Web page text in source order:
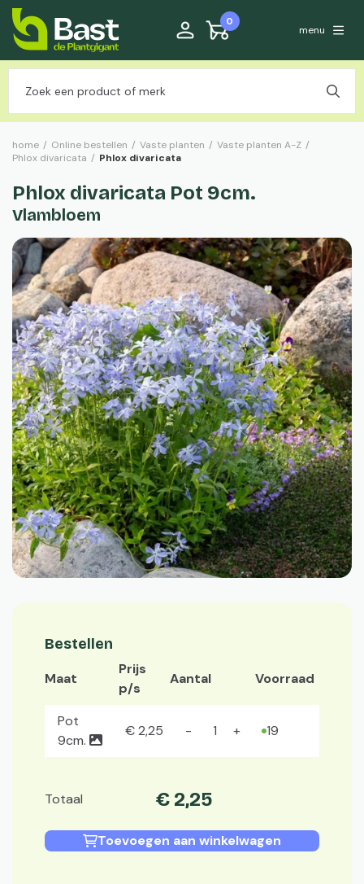
0
menu
home / Online bestellen / Vaste planten / Vaste planten A-Z /
Phlox divaricata / Phlox divaricata
Phlox divaricata Pot 9cm.
Vlambloem
Bestellen
Maat
Prijs
p/s
Aantal Voorraad
Pot
9cm.
€2,25 19
Totaal € 2,25
Toevoegen aan winkelwagen